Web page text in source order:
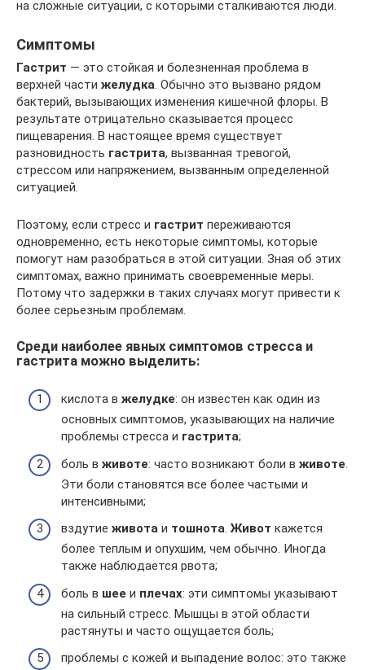
на сложные ситуации, с которыми сталкиваются люди.
Симптомы
Гастрит — это стойкая и болезненная проблема в
верхней части желудка. Обычно это вызвано рядом
бактерий, вызывающих изменения кишечной флоры. В
результате отрицательно сказывается процесс
пищеварения. В настоящее время существует
разновидность гастрита, вызванная тревогой,
стрессом или напряжением, вызванным определенной
ситуацией.
Поэтому, если стресс и гастрит переживаются
одновременно, есть некоторые симптомы, которые
помогут нам разобраться в этой ситуации. Зная об этих
симптомах, важно принимать своевременные меры.
Потому что задержки в таких случаях могут привести к
более серьезным проблемам.
Среди наиболее явных симптомов стресса и
гастрита можно выделить:
кислота в желудке: он известен как один из
основных симптомов, указывающих на наличие
проблемы стресса и гастрита;
боль в животе: часто возникают боли в животе.
Эти боли становятся все более частыми и
интенсивными;
вздутие живота и тошнота. Живот кажется
более теплым и опухшим, чем обычно. Иногда
также наблюдается рвота;
боль в шее и плечах: эти симптомы указывают
на сильный стресс. Мышцы в этой области
растянуты и часто ощущается боль;
проблемы с кожей и выпадение волос: это также